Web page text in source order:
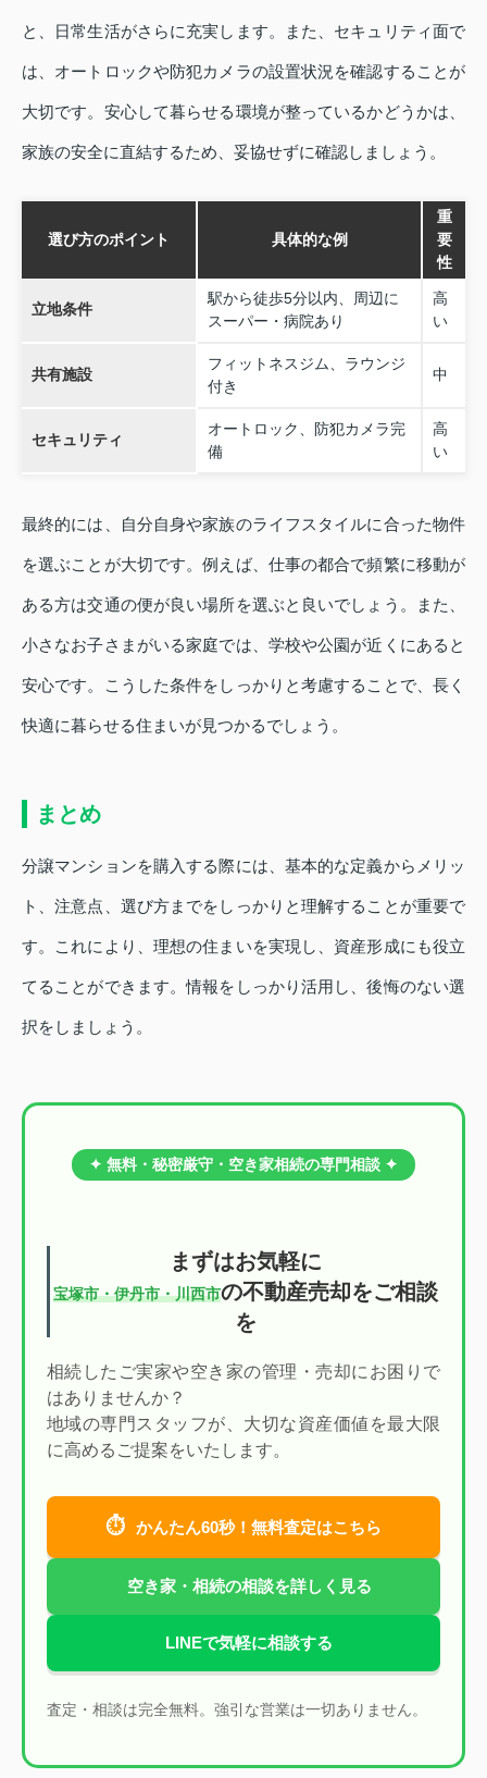
と、日常生活がさらに充実します。また、セキュリティ面で
は、オートロックや防犯カメラの設置状況を確認することが
大切です。安心して暮らせる環境が整っているかどうかは、
家族の安全に直結するため、妥協せずに確認しましょう。
選び方のポイント 具体的な例
重
要
性
立地条件
駅から徒歩5分以内、周辺に
スーパー・病院あり
高
い
共有施設
フィットネスジム、ラウンジ
付き
中
セキュリティ
オートロック、防犯カメラ完
備
高
い
最終的には、自分自身や家族のライフスタイルに合った物件
を選ぶことが大切です。例えば、仕事の都合で頻繁に移動が
ある方は交通の便が良い場所を選ぶと良いでしょう。また、
小さなお子さまがいる家庭では、学校や公園が近くにあると
安心です。こうした条件をしっかりと考慮することで、長く
快適に暮らせる住まいが見つかるでしょう。
まとめ
分譲マンションを購入する際には、基本的な定義からメリッ
ト、注意点、選び方までをしっかりと理解することが重要で
す。これにより、理想の住まいを実現し、資産形成にも役立
てることができます。情報をしっかり活用し、後悔のない選
択をしましょう。
✦ 無料・秘密厳守・空き家相続の専門相談 ✦
まずはお気軽に
宝塚市・伊丹市・川西市の不動産売却をご相談
を
相続したご実家や空き家の管理・売却にお困りで
はありませんか？
地域の専門スタッフが、大切な資産価値を最大限
に高めるご提案をいたします。
⏱ かんたん60秒！無料査定はこちら
空き家・相続の相談を詳しく見る
LINEで気軽に相談する
査定・相談は完全無料。強引な営業は一切ありません。